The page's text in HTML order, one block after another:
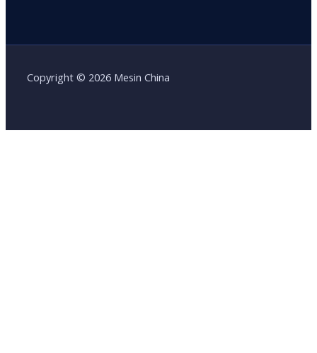
Copyright © 2026 Mesin China